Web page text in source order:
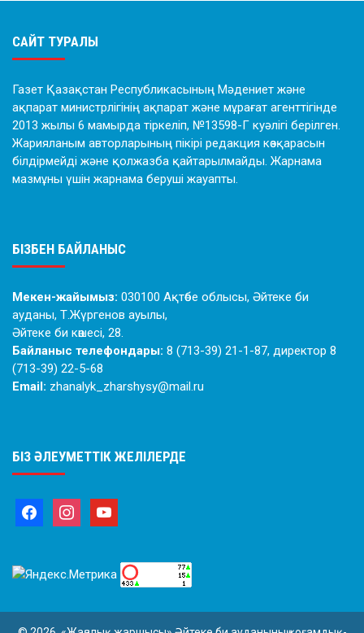
САЙТ ТУРАЛЫ
Газет Қазақстан Республикасының Мәдениет және
ақпарат министрлігінің ақпарат және мұрағат агенттігінде
2013 жылы 6 мамырда тіркеліп, №13598-Г куәлігі берілген.
Жарияланым авторларының пікірі редакция көзқарасын
білдірмейді және қолжазба қайтарылмайды. Жарнама
мазмұны үшін жарнама беруші жауапты.
БІЗБЕН БАЙЛАНЫС
Мекен-жайымыз: 030100 Ақтөбе облысы, Әйтеке би
ауданы, Т.Жүргенов ауылы,
Әйтеке би көшесі, 28.
Байланыс телефондары: 8 (713-39) 21-1-87, директор 8
(713-39) 22-5-68
Email: zhanalyk_zharshysy@mail.ru
БІЗ ӘЛЕУМЕТТІК ЖЕЛІЛЕРДЕ